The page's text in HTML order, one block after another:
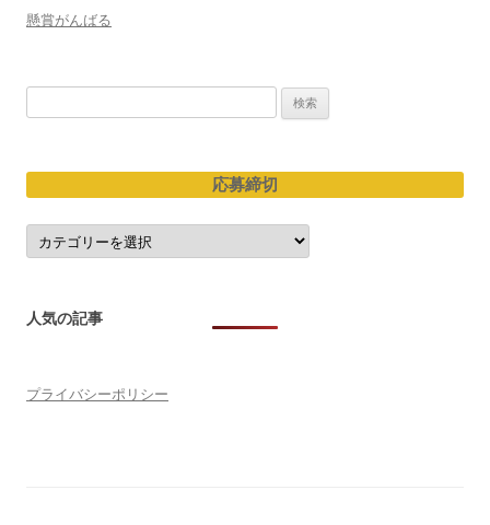
シ
懸賞がんばる
応募締切
応
募
締
人気の記事
プライバシーポリシー